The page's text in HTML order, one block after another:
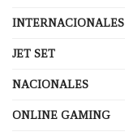
INTERNACIONALES
JET SET
NACIONALES
ONLINE GAMING